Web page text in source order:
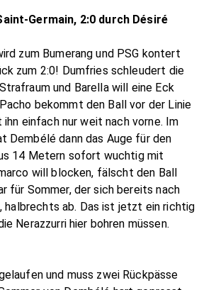
Germain, 2:0 durch Désiré
zum Bumerang und PSG kontert
zum 2:0! Dumfries schleudert die
und Barella will eine Eck
bekommt den Ball vor der Linie
einfach nur weit nach vorne. Im
Dembélé dann das Auge für den
14 Metern sofort wuchtig mit
will blocken, fälscht den Ball
für Sommer, der sich bereits nach
halbrechts ab. Das ist jetzt ein richtig
Nerazzurri hier bohren müssen.
und muss zwei Rückpässe